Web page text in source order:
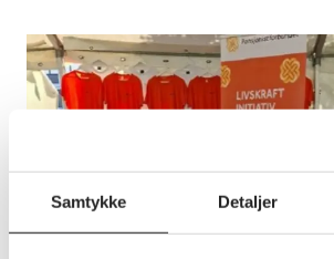
Samtykke Detaljer